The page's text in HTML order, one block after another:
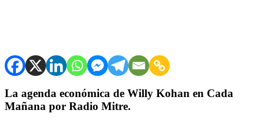
La agenda económica de Willy Kohan en Cada
Mañana por Radio Mitre.